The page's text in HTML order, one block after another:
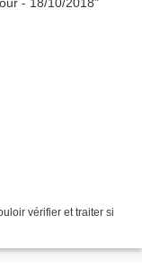
vérifier et traiter si